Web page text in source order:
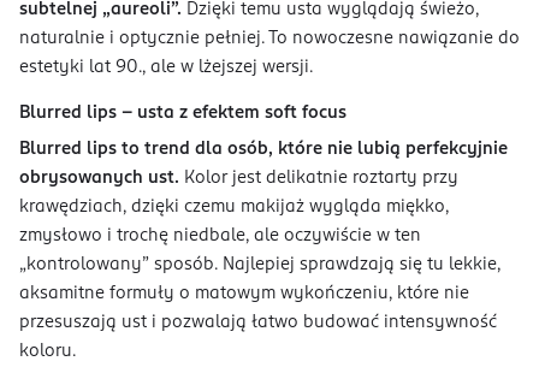
subtelnej „aureoli”. Dzięki temu usta wyglądają świeżo,
naturalnie i optycznie pełniej. To nowoczesne nawiązanie do
estetyki lat 90., ale w lżejszej wersji.
Blurred lips – usta z efektem soft focus
Blurred lips to trend dla osób, które nie lubią perfekcyjnie
obrysowanych ust. Kolor jest delikatnie roztarty przy
krawędziach, dzięki czemu makijaż wygląda miękko,
zmysłowo i trochę niedbale, ale oczywiście w ten
„kontrolowany” sposób. Najlepiej sprawdzają się tu lekkie,
aksamitne formuły o matowym wykończeniu, które nie
przesuszają ust i pozwalają łatwo budować intensywność
koloru.